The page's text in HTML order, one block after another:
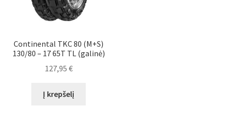
Continental TKC 80 (M+S)
130/80 – 17 65T TL (galinė)
127,95 €
Į krepšelį